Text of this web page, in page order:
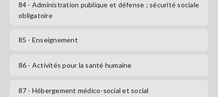
84 - Administration publique et défense ; sécurité sociale
obligatoire
85 - Enseignement
86 - Activités pour la santé humaine
87 - Hébergement médico-social et social